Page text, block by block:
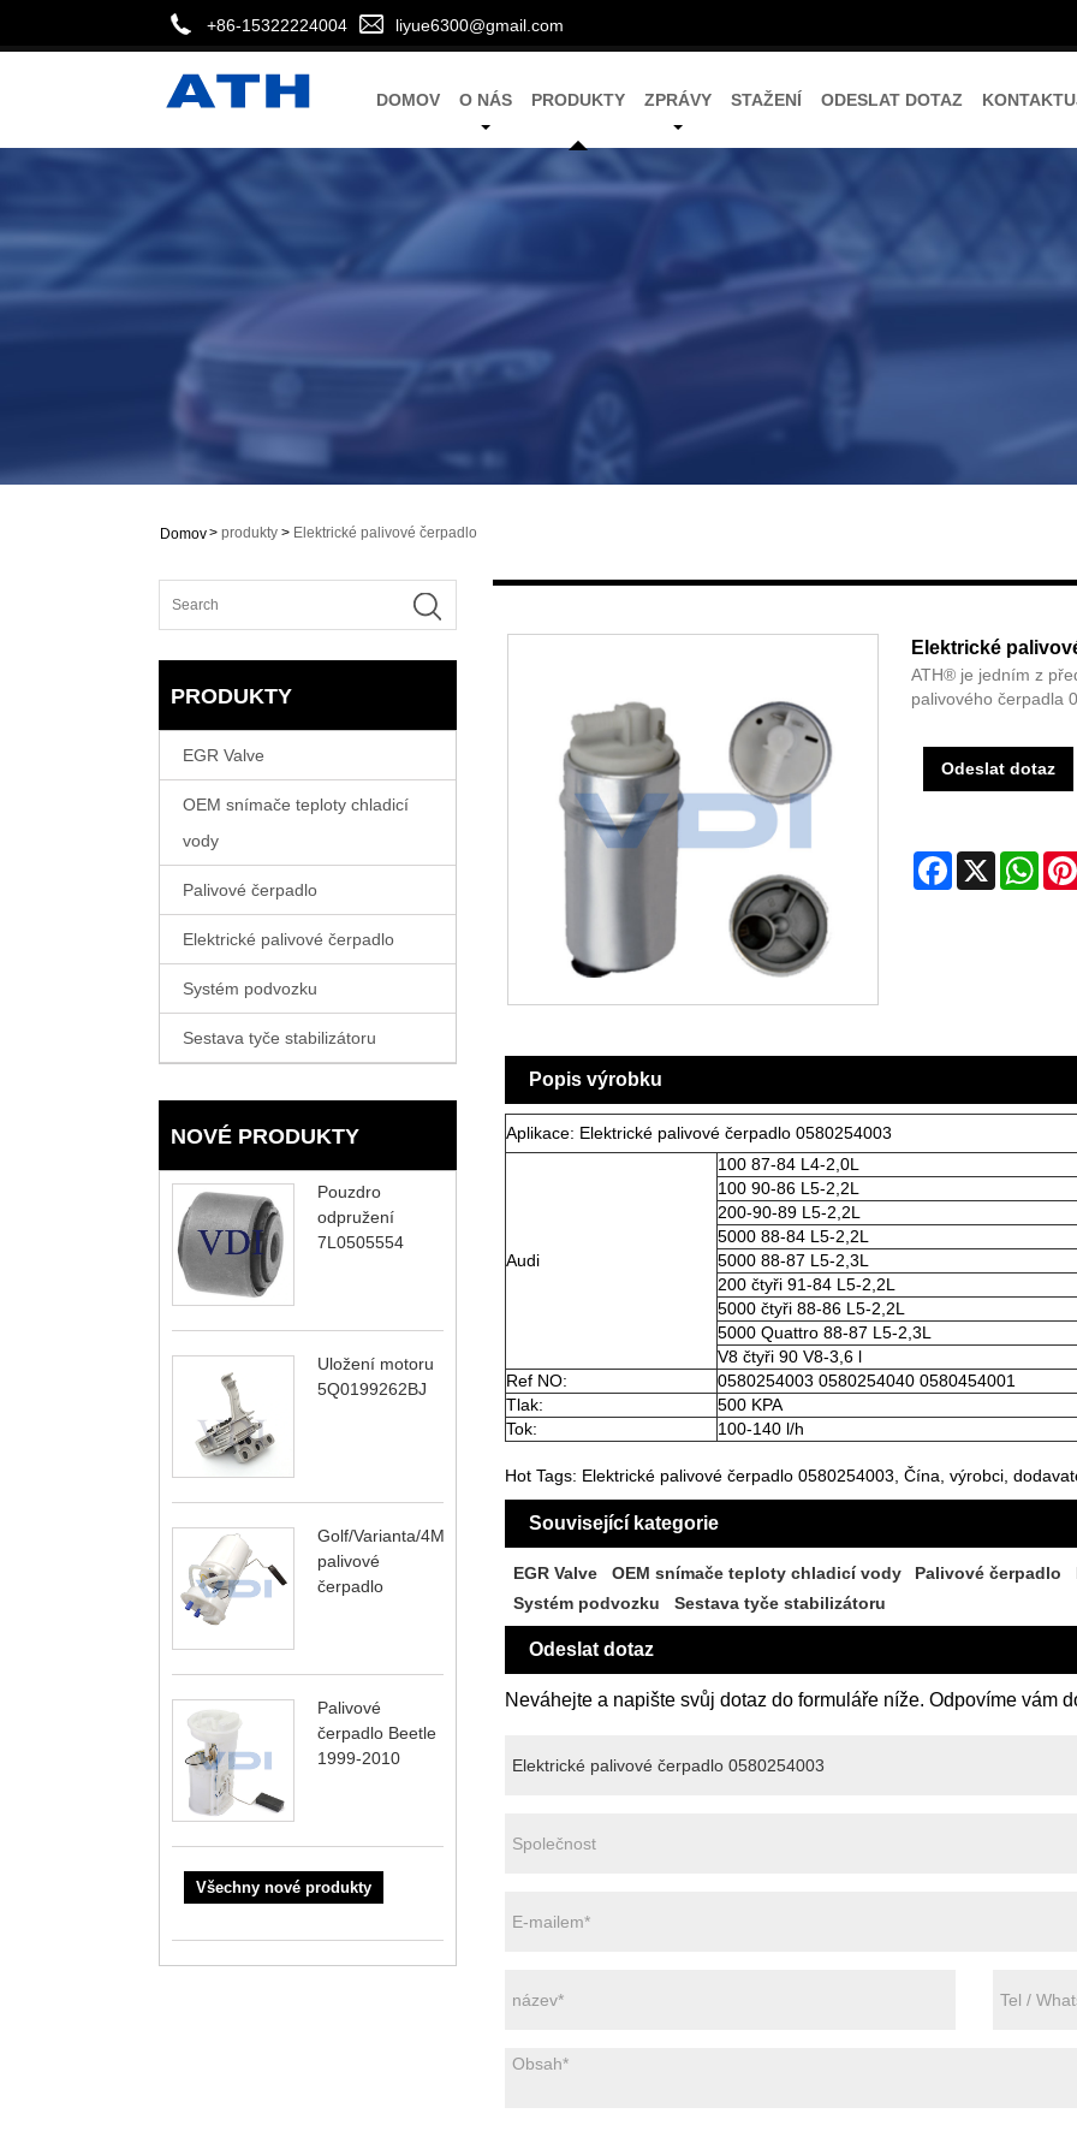
+86-15322224004 liyue6300@gmail.com
DOMOV O NÁS PRODUKTY ZPRÁVY STAŽENÍ ODESLAT DOTAZ
Domov> produkty > Elektrické palivové čerpadlo
PRODUKTY
EGR Valve
OEM snímače teploty chladicí
vody
Palivové čerpadlo
Elektrické palivové čerpadlo
Systém podvozku
Sestava tyče stabilizátoru
NOVÉ PRODUKTY
Pouzdro
odpružení
7L0505554
Uložení motoru
5Q0199262BJ
Golf/Varianta/4Motion
palivové
čerpadlo
Palivové
čerpadlo Beetle
1999-2010
Všechny nové produkty
Elektrické
ATH® je jedním z
palivového čerpadla
Odeslat dotaz
Facebook
X
Popis výrobku
Aplikace: Elektrické palivové čerpadlo 0580254003
Audi
100 87-84 L4-2,0L
100 90-86 L5-2,2L
200-90-89 L5-2,2L
5000 88-84 L5-2,2L
5000 88-87 L5-2,3L
200 čtyři 91-84 L5-2,2L
5000 čtyři 88-86 L5-2,2L
5000 Quattro 88-87 L5-2,3L
V8 čtyři 90 V8-3,6 l
Ref NO:
0580254003 0580254040 0580454001
Tlak:
500 KPA
Tok:
100-140 l/h
Hot Tags: Elektrické palivové čerpadlo 0580254003, Čína, výrobci,
Související kategorie
EGR Valve OEM snímače teploty chladicí vody Palivové čerpadlo
Systém podvozku
Sestava tyče stabilizátoru
Odeslat dotaz
Neváhejte a napište svůj dotaz do formuláře níže. Odpovíme vám